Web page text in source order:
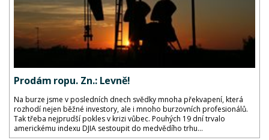
Prodám ropu. Zn.: Levně!
Na burze jsme v posledních dnech svědky mnoha překvapení, která
rozhodí nejen běžné investory, ale i mnoho burzovních profesionálů.
Tak třeba nejprudší pokles v krizi vůbec. Pouhých 19 dní trvalo
americkému indexu DJIA sestoupit do medvědího trhu...